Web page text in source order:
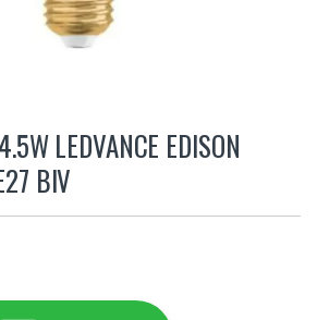
LEDVANCE EDISON
BIV